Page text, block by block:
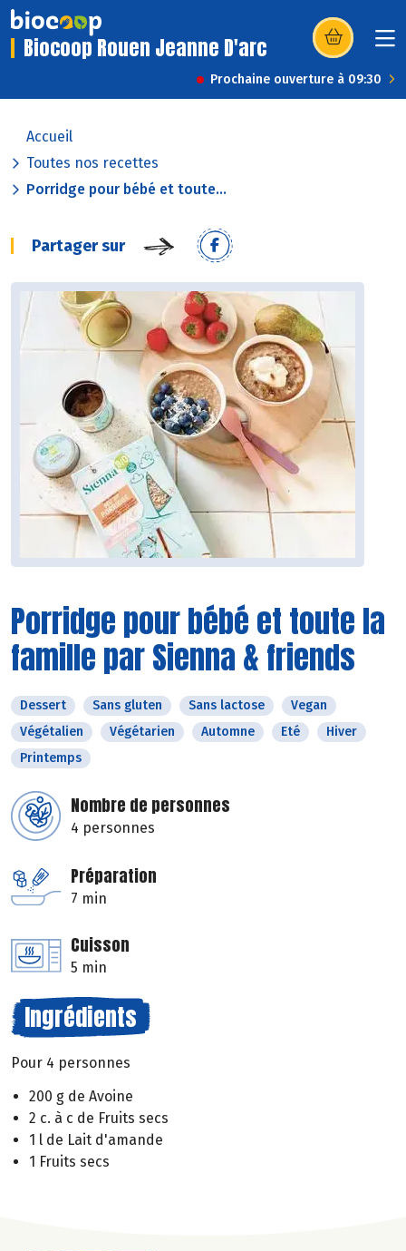
Biocoop Rouen Jeanne D'arc (s’ouvre dans
Prochaine ouverture à 09:30
Accueil
Toutes nos recettes
Porridge pour bébé et toute...
Partager sur
Porridge pour bébé et toute la
famille par Sienna & friends
Dessert Sans gluten Sans lactose
Vegan
Végétalien
Végétarien Automne Eté
Hiver
Printemps
Nombre de personnes
4 personnes
Préparation
7 min
Cuisson
5 min
Ingrédients
Pour 4 personnes
200 g de Avoine
2 c. à c de Fruits secs
1 l de Lait d'amande
1 Fruits secs